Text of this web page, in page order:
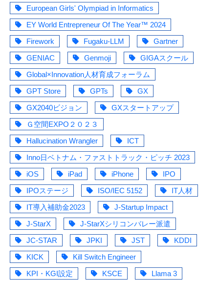
European Girls' Olympiad in Informatics
EY World Entrepreneur Of The Year™ 2024
Firework
Fugaku-LLM
Gartner
GENIAC
Genmoji
GIGAスクール
Global×Innovation人材育成フォーラム
GPT Store
GPTs
GX
GX2040ビジョン
GXスタートアップ
Ｇ空間EXPO２０２３
Hallucination Wrangler
ICT
Inno日ベトナム・ファストトラック・ピッチ 2023
iOS
iPad iPhone
IPO
IPOステージ
ISO/IEC 5152
IT人材
IT導入補助金2023
J-Startup Impact
J-StarX
J-StarXシリコンバレー派遣
JC-STAR
JPKI JST
KDDI
KICK
Kill Switch Engineer
KPI・KGI設定
KSCE
Llama 3